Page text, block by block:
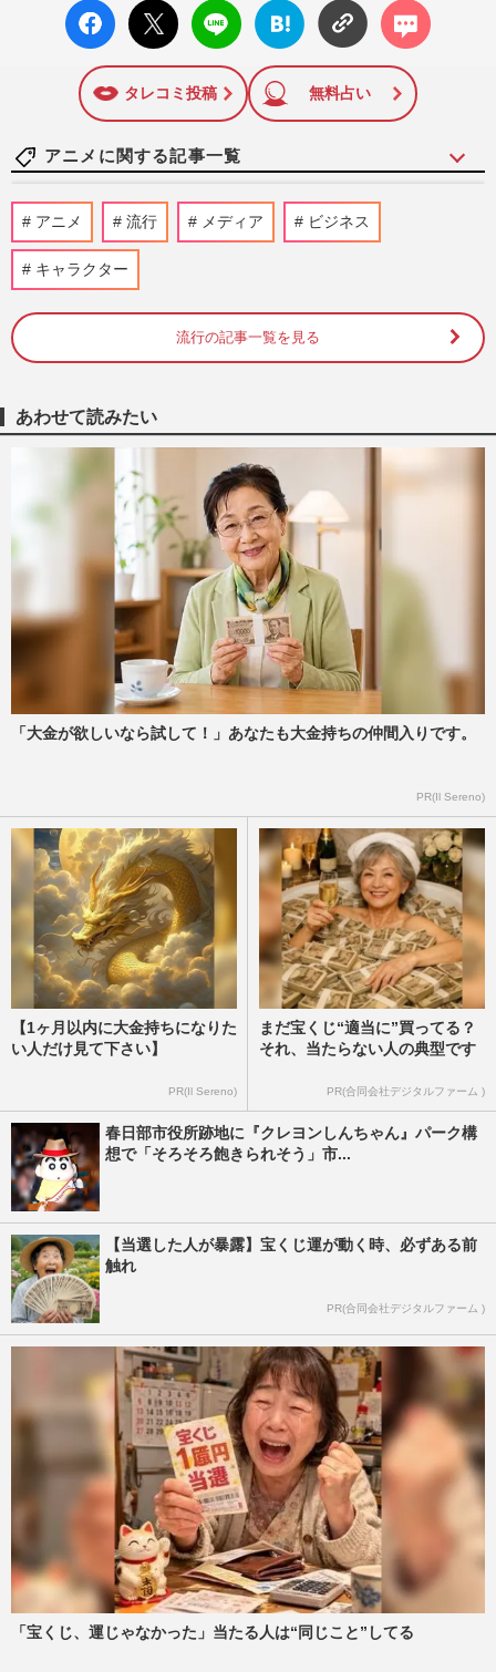
陣の執筆記事を配信するほか、女性週刊誌『週刊女性』の誌
面に掲載された記事から、インターネット利用者層にとって
特に関心の高い題材の記事を、WEB向けにリライトして配信
しています！
facebo
ok い
X ポス
ト
LINE
はてな
ブック
に追加
コメン
ト
タレコミ投稿 無料占い
アニメに関する記事一覧
映画『名探偵コナン ハイウェイの堕天
使』近づく“上映終了”の足音、惜しまれる
《唯一無二の変態メーカー》『高須クリニ
ック』『エガブレイブ』の会社がパチンコ
週刊女性PRIME
映画『秒速5センチメートル』主演の
SixTONES・松村北斗にオファー殺到、プ
ロから評価される「普通っぽい役…
週刊女性2025年11月11日・18日号
ポケモン、30周年記念グッズの後出し“受
注生産”を発表「転売ヤーさよなら」転売
撲滅の“切り札”投入に歓…
週刊女性PRIME 2026/7/30
『トイ・ストーリー5』が『ズートピア2』
アニメ 流行 メディア ビジネス
キャラクター
流行の記事一覧を見る
あわせて読みたい
「大金が欲しいなら試して！」あなたも大金持ちの仲間入りです。
PR(Il Sereno)
【1ヶ月以内に大金持ちになりた
い人だけ見て下さい】
PR(Il Sereno)
まだ宝くじ“適当に”買ってる？
それ、当たらない人の典型です
PR(合同会社デジタルファーム )
️春日部市役所跡地に『クレヨンしんちゃん』パーク構
想で「そろそろ飽きられそう」市...
【当選した人が暴露】宝くじ運が動く時、必ずある前
触れ
PR(合同会社デジタルファーム )
「宝くじ、運じゃなかった」当たる人は“同じこと”してる